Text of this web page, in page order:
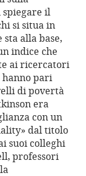
spiegare il
si situa in
alla base,
indice che
ai ricercatori
pari
di povertà
era
con un
dal titolo
suoi colleghi
professori